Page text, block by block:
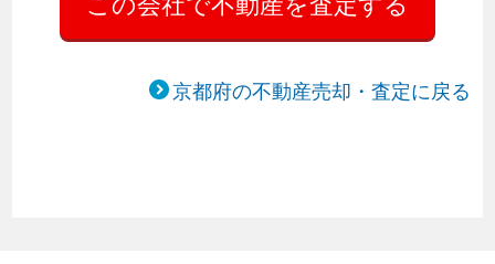
京都府の不動産売却・査定に戻る